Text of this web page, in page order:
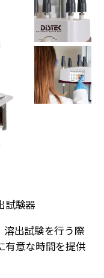
試験器
溶出試験を行う際
有意な時間を提供